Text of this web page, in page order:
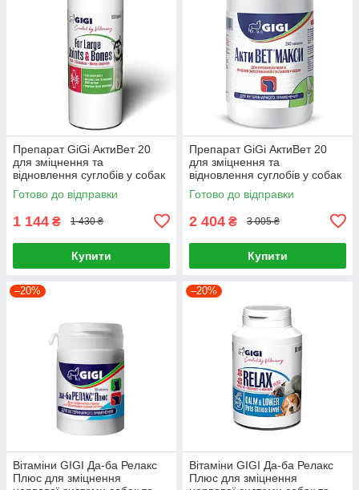
Препарат GiGi АктиВет 20
для зміцнення та
відновлення суглобів у собак
100 таблеток
Готово до відправки
1 144 ₴ 1 430 ₴
Купити
Препарат GiGi АктиВет 20
для зміцнення та
відновлення суглобів у собак
240 таблеток
Готово до відправки
2 404 ₴ 3 005 ₴
Купити
–20%
Вітаміни GIGI Да-ба Релакс
Плюс для зміцнення
–20%
Вітаміни GIGI Да-ба Релакс
Плюс для зміцнення